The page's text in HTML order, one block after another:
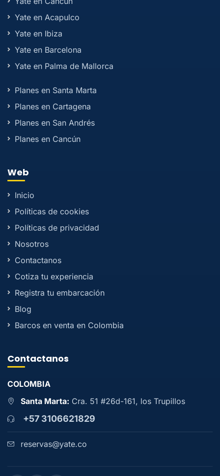
Yate en Acapulco
Yate en Ibiza
Yate en Barcelona
Yate en Palma de Mallorca
Planes en Santa Marta
Planes en Cartagena
Planes en San Andrés
Planes en Cancún
Web
Inicio
Políticas de cookies
Políticas de privacidad
Nosotros
Contactanos
Cotiza tu experiencia
Registra tu embarcación
Blog
Barcos en venta en Colombia
Contactanos
COLOMBIA
Santa Marta: Cra. 51 #26d-161, los Trupillos
+57 3106621829
reservas@yate.co